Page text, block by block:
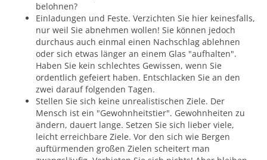
belohnen?
Einladungen und Feste. Verzichten Sie hier keinesfalls,
nur weil Sie abnehmen wollen! Sie können jedoch
durchaus auch einmal einen Nachschlag ablehnen
oder sich etwas länger an einem Glas "aufhalten".
Haben Sie kein schlechtes Gewissen, wenn Sie
ordentlich gefeiert haben. Entschlacken Sie an den
zwei darauf folgenden Tagen.
Stellen Sie sich keine unrealistischen Ziele. Der
Mensch ist ein "Gewohnheitstier". Gewohnheiten zu
ändern, dauert lange. Setzen Sie sich lieber viele,
leicht erreichbare Ziele. Vor den sich wie Bergen
auftürmenden großen Zielen scheitert man